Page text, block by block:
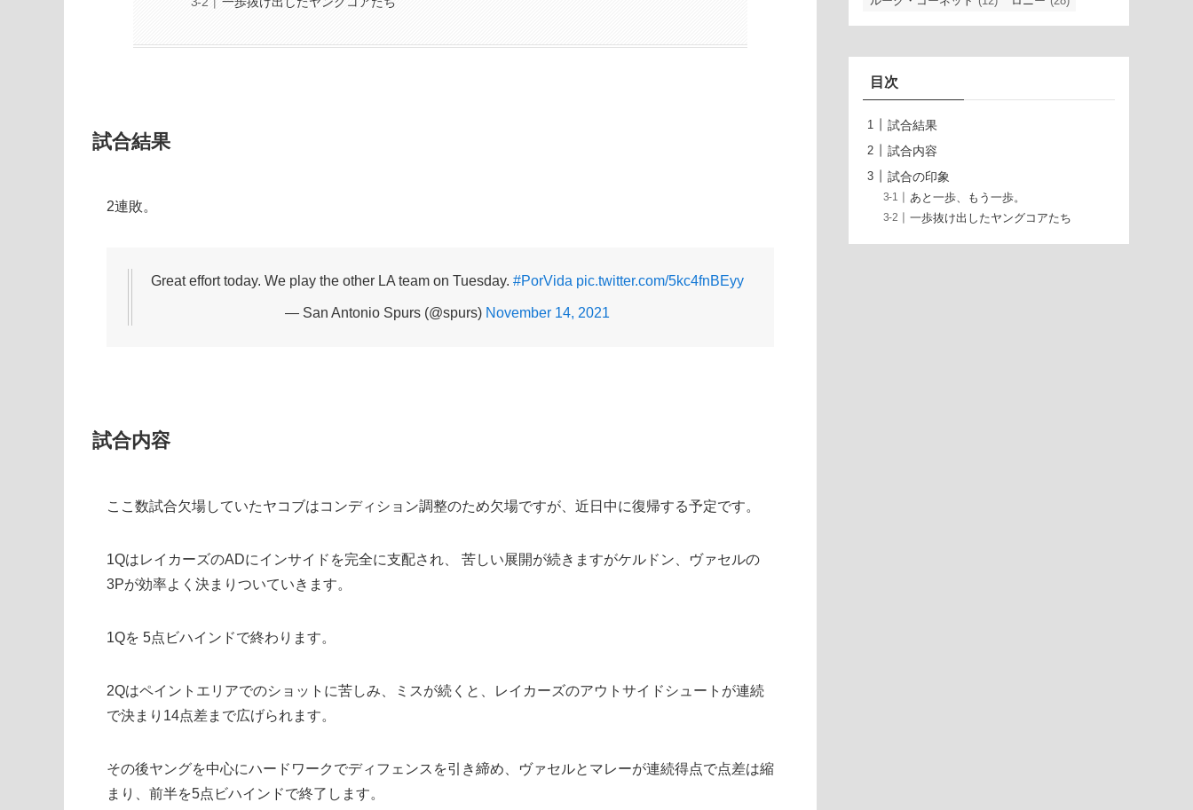
試合結果
2連敗。
Great effort today. We play the other LA team on Tuesday. #PorVida pic.twitter.com/5kc4fnBEyy
— San Antonio Spurs (@spurs) November 14, 2021
試合内容
ここ数試合欠場していたヤコブはコンディション調整のため欠場ですが、近日中に復帰する予定です。
1QはレイカーズのADにインサイドを完全に支配され、 苦しい展開が続きますがケルドン、ヴァセルの
3Pが効率よく決まりついていきます。
1Qを 5点ビハインドで終わります。
2Qはペイントエリアでのショットに苦しみ、ミスが続くと、レイカーズのアウトサイドシュートが連続
で決まり14点差まで広げられます。
その後ヤングを中心にハードワークでディフェンスを引き締め、ヴァセルとマレーが連続得点で点差は縮
まり、前半を5点ビハインドで終了します。
目次
試合結果
試合内容
試合の印象
あと一歩、もう一歩。
一歩抜け出したヤングコアたち